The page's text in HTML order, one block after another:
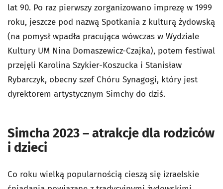
lat 90. Po raz pierwszy zorganizowano imprezę w 1999
roku, jeszcze pod nazwą Spotkania z kulturą żydowską
(na pomysł wpadła pracująca wówczas w Wydziale
Kultury UM Nina Domaszewicz-Czajka), potem festiwal
przejęli Karolina Szykier-Koszucka i Stanisław
Rybarczyk, obecny szef Chóru Synagogi, który jest
dyrektorem artystycznym Simchy do dziś.
Simcha 2023 – atrakcje dla rodziców
i dzieci
Co roku wielką popularnością cieszą się izraelskie